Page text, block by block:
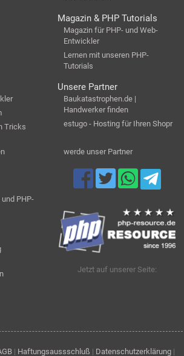
Magazin & PHP Tutorials
Magazin für PHP- und Web-
Entwickler
Lernen mit unseren PHP-
Tutorials
Tricks
Unsere Partner
Baukatastrophen.de |
Handwerker finden
estugo - Hosting für Ihren Shopr
werde unser Partner
PHP-
Jetzt auf unserer Seite:
| Haftungsaussschluß | Datenschutzerklärung |